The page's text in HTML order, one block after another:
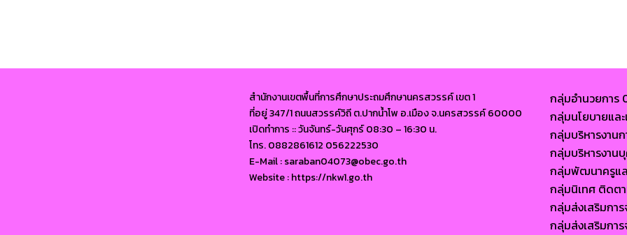
สำนักงานเขตพื้นที่การศึกษาประถมศึกษานครสวรรค์ เขต 1
ที่อยู่ 347/1 ถนนสวรรค์วิถี ต.ปากน้ำโพ อ.เมือง จ.นครสวรรค์ 60000
เปิดทำการ :: วันจันทร์-วันศุกร์ 08:30 – 16:30 น.
โทร. 0882861612 056222530
E-Mail : saraban04073@obec.go.th
Website : https://nkw1.go.th
กลุ่มอำนวยการ
กลุ่มนโยบายแล
กลุ่มบริหารงาน
กลุ่มบริหารงาน
กลุ่มพัฒนาครูแล
กลุ่มนิเทศ ติดต
กลุ่มส่งเสริมกา
กลุ่มส่งเสริมกา